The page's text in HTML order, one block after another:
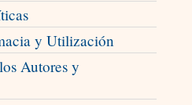
y Utilización
Autores y